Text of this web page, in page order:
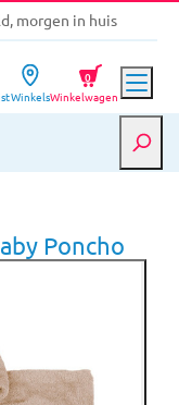
morgen in huis
€39,-
morgen in huis
WinkelsWinkelwagen
0
Poncho